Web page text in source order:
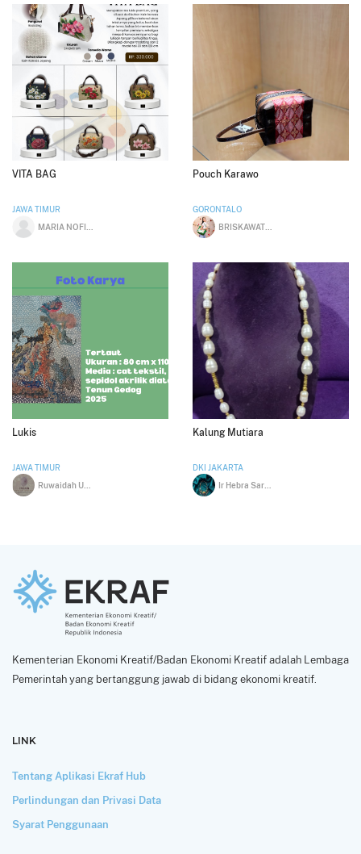
VITA BAG
JAWA TIMUR
Pouch Karawo
GORONTALO
Lukis
JAWA TIMUR
Kalung Mutiara
DKI JAKARTA
Kementerian Ekonomi Kreatif/Badan Ekonomi Kreatif adalah Lembaga
Pemerintah yang bertanggung jawab di bidang ekonomi kreatif.
LINK
Tentang Aplikasi Ekraf Hub
Perlindungan dan Privasi Data
Syarat Penggunaan